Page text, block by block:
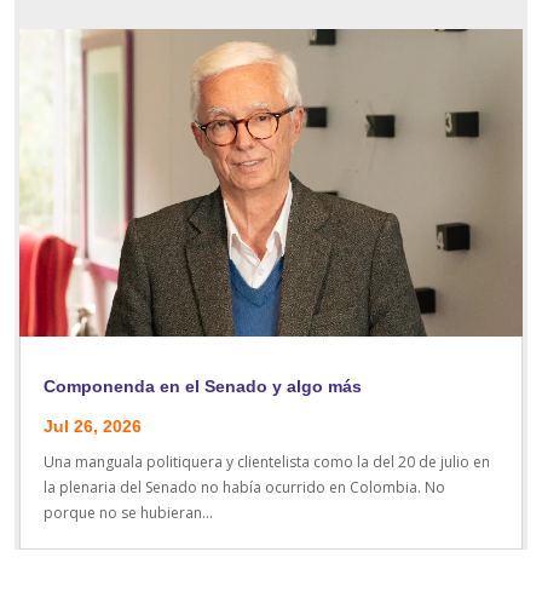
Componenda en el Senado y algo más
Jul 26, 2026
Una manguala politiquera y clientelista como la del 20 de julio en
la plenaria del Senado no había ocurrido en Colombia. No
porque no se hubieran...